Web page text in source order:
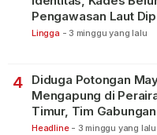
Pengawasan Laut
Lingga - 3 minggu yang lalu
4
Diduga Potongan
Mengapung di
Timur, Tim
Lakukan Pencarian
Headline - 3 minggu yang lalu